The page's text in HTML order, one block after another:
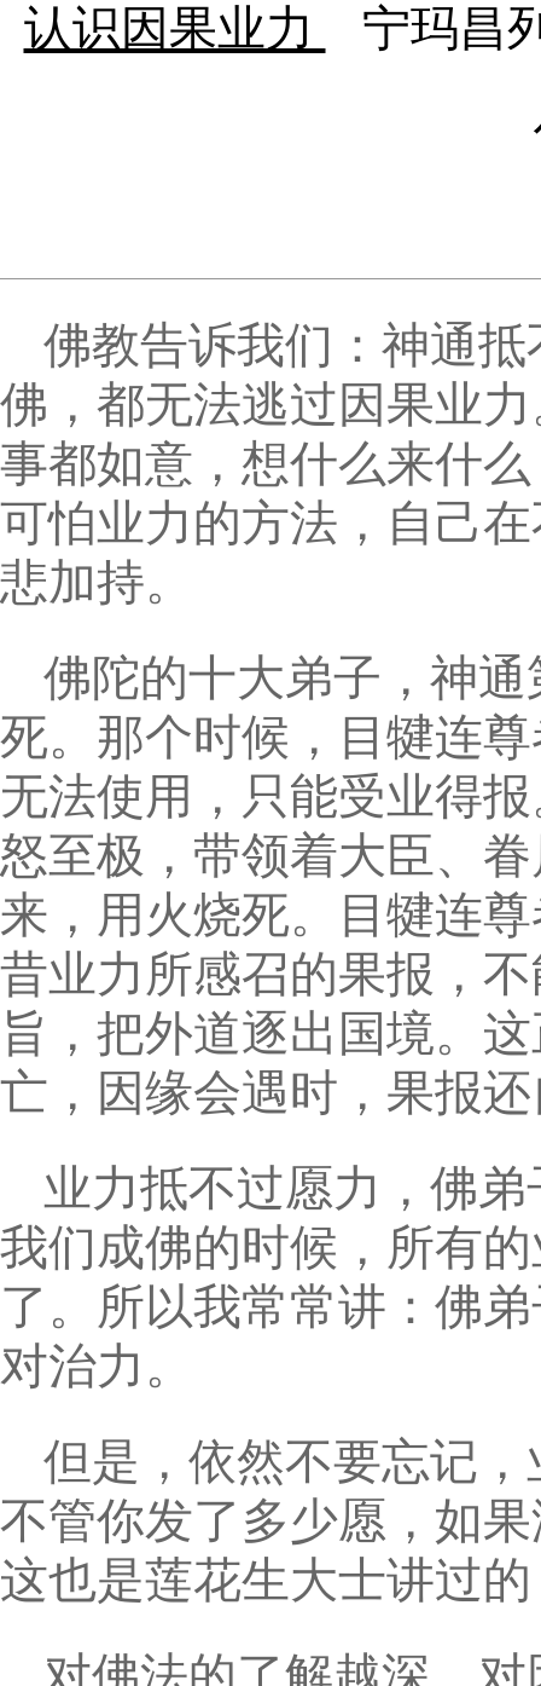
认识因果业力
宁玛昌
佛教告诉我们：神通
佛，都无法逃过因果业
事都如意，想什么来什
可怕业力的方法，自己
悲加持。
佛陀的十大弟子，神
死。那个时候，目犍连
无法使用，只能受业得
怒至极，带领着大臣、
来，用火烧死。目犍连
昔业力所感召的果报，
旨，把外道逐出国境。
亡，因缘会遇时，果报
业力抵不过愿力，佛
我们成佛的时候，所有
了。所以我常常讲：佛
对治力。
但是，依然不要忘记
不管你发了多少愿，如
这也是莲花生大士讲过